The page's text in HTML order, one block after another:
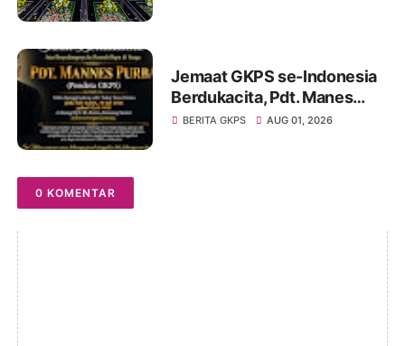
Jemaat GKPS se-Indonesia
Berdukacita, Pdt. Manes
Purba Tutup Usia,
BERITA GKPS AUG 01, 2026
0 KOMENTAR